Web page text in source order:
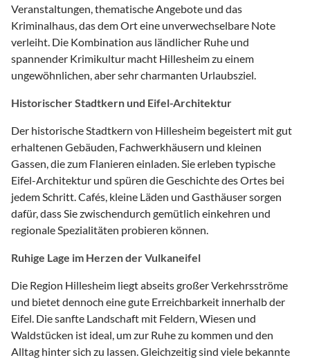
Veranstaltungen, thematische Angebote und das
Kriminalhaus, das dem Ort eine unverwechselbare Note
verleiht. Die Kombination aus ländlicher Ruhe und
spannender Krimikultur macht Hillesheim zu einem
ungewöhnlichen, aber sehr charmanten Urlaubsziel.
Historischer Stadtkern und Eifel-Architektur
Der historische Stadtkern von Hillesheim begeistert mit gut
erhaltenen Gebäuden, Fachwerkhäusern und kleinen
Gassen, die zum Flanieren einladen. Sie erleben typische
Eifel-Architektur und spüren die Geschichte des Ortes bei
jedem Schritt. Cafés, kleine Läden und Gasthäuser sorgen
dafür, dass Sie zwischendurch gemütlich einkehren und
regionale Spezialitäten probieren können.
Ruhige Lage im Herzen der Vulkaneifel
Die Region Hillesheim liegt abseits großer Verkehrsströme
und bietet dennoch eine gute Erreichbarkeit innerhalb der
Eifel. Die sanfte Landschaft mit Feldern, Wiesen und
Waldstücken ist ideal, um zur Ruhe zu kommen und den
Alltag hinter sich zu lassen. Gleichzeitig sind viele bekannte